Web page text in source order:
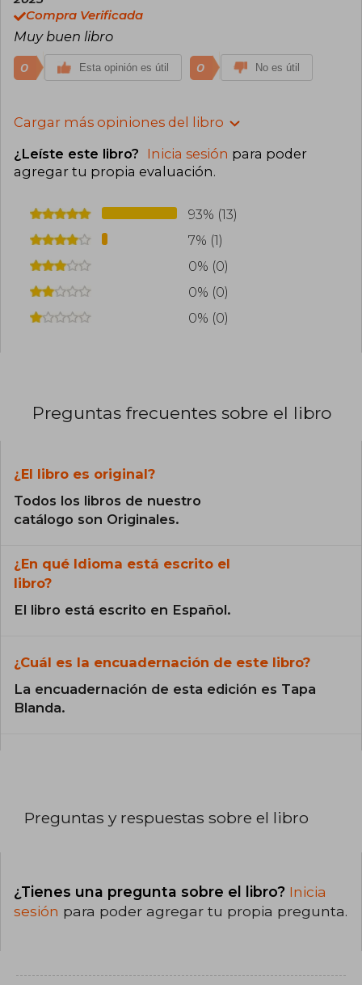
Compra Verificada
Muy buen libro
0 Esta opinión es útil 0 No es útil
Cargar más opiniones del libro
¿Leíste este libro? Inicia sesión para poder
agregar tu propia evaluación.
93% (13)
7% (1)
0% (0)
0% (0)
0% (0)
Preguntas frecuentes sobre el libro
¿El libro es original?
Todos los libros de nuestro
catálogo son Originales.
¿En qué Idioma está escrito el
libro?
El libro está escrito en Español.
¿Cuál es la encuadernación de este libro?
La encuadernación de esta edición es Tapa
Blanda.
Preguntas y respuestas sobre el libro
¿Tienes una pregunta sobre el libro? Inicia
sesión para poder agregar tu propia pregunta.